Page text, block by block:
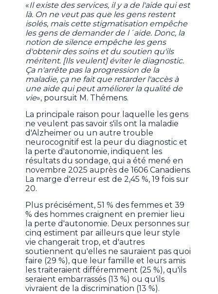
«Il existe des services, il y a de l'aide qui est
là. On ne veut pas que les gens restent
isolés, mais cette stigmatisation empêche
les gens de demander de l´aide. Donc, la
notion de silence empêche les gens
d'obtenir des soins et du soutien qu'ils
méritent. [Ils veulent] éviter le diagnostic.
Ça n'arrête pas la progression de la
maladie, ça ne fait que retarder l'accès à
une aide qui peut améliorer la qualité de
vie», poursuit M. Thémens.
La principale raison pour laquelle les gens
ne veulent pas savoir s'ils ont la maladie
d'Alzheimer ou un autre trouble
neurocognitif est la peur du diagnostic et
la perte d'autonomie, indiquent les
résultats du sondage, qui a été mené en
novembre 2025 auprès de 1606 Canadiens.
La marge d'erreur est de 2,45 %, 19 fois sur
20.
Plus précisément, 51 % des femmes et 39
% des hommes craignent en premier lieu
la perte d'autonomie. Deux personnes sur
cinq estiment par ailleurs que leur style
vie changerait trop, et d'autres
soutiennent qu'elles ne sauraient pas quoi
faire (29 %), que leur famille et leurs amis
les traiteraient différemment (25 %), qu'ils
seraient embarrassés (13 %) ou qu'ils
vivraient de la discrimination (13 %).